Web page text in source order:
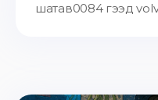
шатав0084 гээд